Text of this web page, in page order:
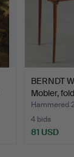
BERNDT
Mobler,
Hammered
4 bids
81 USD